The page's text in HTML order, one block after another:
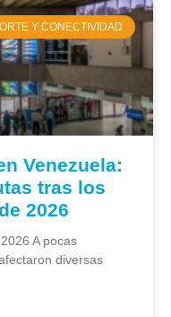
Y CONECTIVIDAD
Venezuela:
tras los
2026
A pocas
diversas